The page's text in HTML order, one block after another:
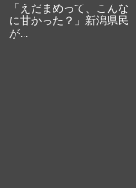
「えだまめって、こんな
に甘かった？」新潟県民
が...